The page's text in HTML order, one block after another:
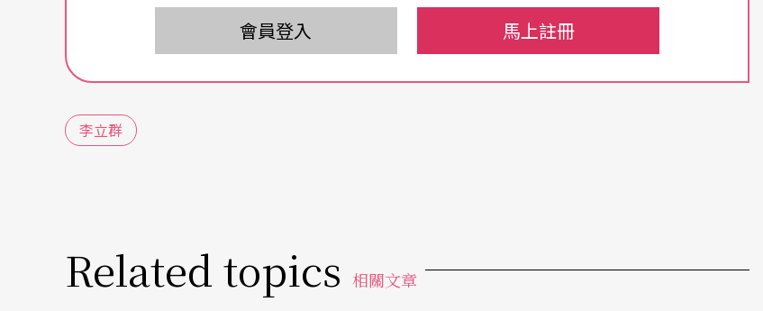
不是一個充滿陽光的男孩兒，他就是「陽光」，「陽光」就是他！條件就這麼好。少年老成的面
容，偶而見他靦腆地笑一下，身體有光，行走有氣，連男生都會願意多看他兩眼，青春痘都還沒
長完呢！
那個年代，許多學校，總有一些孩子會走上那種「鋼絲」，就是集體械鬥，斷胳臂斷腿，讓父母
聽說他吸起強力膠了，游泳池、足球場很快就看不到他，他那風一般會發光的身體。他的父母應
該也知道了，無奈吧？學校教官也知道，無法吧？朋友開始離開他，學業跟他一點關係也沒有
會員登入 馬上註冊
李立群
Related topics 相關文章